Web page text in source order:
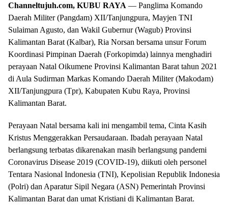
Channeltujuh.com, KUBU RAYA — Panglima Komando
Daerah Militer (Pangdam) XII/Tanjungpura, Mayjen TNI
Sulaiman Agusto, dan Wakil Gubernur (Wagub) Provinsi
Kalimantan Barat (Kalbar), Ria Norsan bersama unsur Forum
Koordinasi Pimpinan Daerah (Forkopimda) lainnya menghadiri
perayaan Natal Oikumene Provinsi Kalimantan Barat tahun 2021
di Aula Sudirman Markas Komando Daerah Militer (Makodam)
XII/Tanjungpura (Tpr), Kabupaten Kubu Raya, Provinsi
Kalimantan Barat.
Perayaan Natal bersama kali ini mengambil tema, Cinta Kasih
Kristus Menggerakkan Persaudaraan. Ibadah perayaan Natal
berlangsung terbatas dikarenakan masih berlangsung pandemi
Coronavirus Disease 2019 (COVID-19), diikuti oleh personel
Tentara Nasional Indonesia (TNI), Kepolisian Republik Indonesia
(Polri) dan Aparatur Sipil Negara (ASN) Pemerintah Provinsi
Kalimantan Barat dan umat Kristiani di Kalimantan Barat.